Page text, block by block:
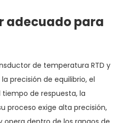
adecuado para
de temperatura RTD y
precisión de equilibrio, el
de respuesta, la
proceso exige alta precisión,